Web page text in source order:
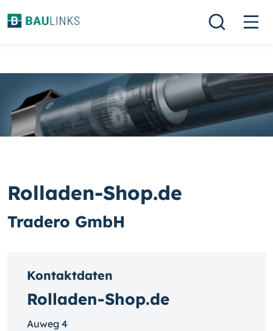
Rolladen-Shop.de
Tradero GmbH
Kontaktdaten
Rolladen-Shop.de
Auweg 4